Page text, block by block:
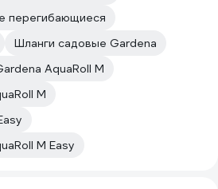
перегибающиеся
Шланги садовые Gardena
AquaRoll M
M
M Easy